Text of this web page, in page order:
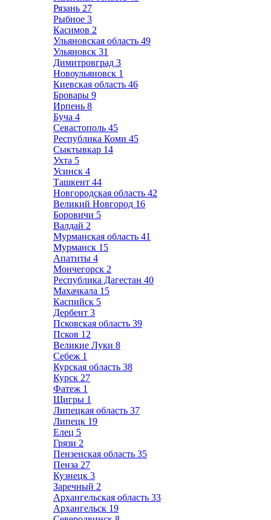
Рязань 27
Рыбное 3
Касимов 2
Ульяновская область 49
Ульяновск 31
Димитровград 3
Новоульяновск 1
Киевская область 46
Бровары 9
Ирпень 8
Буча 4
Севастополь 45
Республика Коми 45
Сыктывкар 14
Ухта 5
Усинск 4
Ташкент 44
Новгородская область 42
Великий Новгород 16
Боровичи 5
Валдай 2
Мурманская область 41
Мурманск 15
Апатиты 4
Мончегорск 2
Республика Дагестан 40
Махачкала 15
Каспийск 5
Дербент 3
Псковская область 39
Псков 12
Великие Луки 8
Себеж 1
Курская область 38
Курск 27
Фатеж 1
Щигры 1
Липецкая область 37
Липецк 19
Елец 5
Грязи 2
Пензенская область 35
Пенза 27
Кузнецк 3
Заречный 2
Архангельская область 33
Архангельск 19